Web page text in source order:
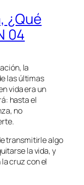
¿Qué
04
la
las últimas
vida era un
hasta el
no
transmitirle algo
la vida, y
cruz con el